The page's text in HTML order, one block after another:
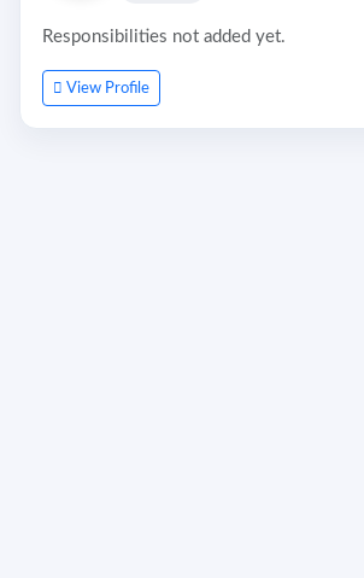
Responsibilities not added yet.
View Profile